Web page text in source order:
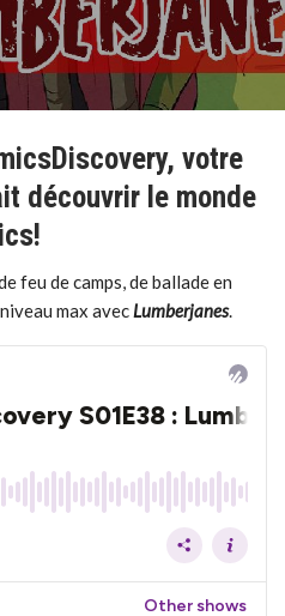
votre
découvrir le monde
feu de camps, de ballade en
max avecLumberjanes.